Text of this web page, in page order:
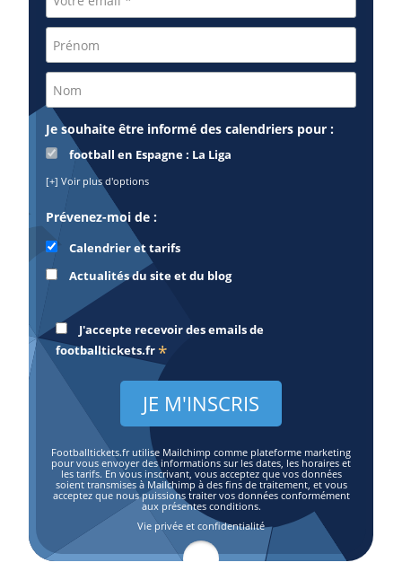
Je souhaite être informé des calendriers pour :
football en Espagne : La Liga
[+] Voir plus d'options
Prévenez-moi de :
Calendrier et tarifs
Actualités du site et du blog
J'accepte recevoir des emails de
footballtickets.fr *
Footballtickets.fr utilise Mailchimp comme plateforme marketing
pour vous envoyer des informations sur les dates, les horaires et
les tarifs. En vous inscrivant, vous acceptez que vos données
soient transmises à Mailchimp à des fins de traitement, et vous
acceptez que nous puissions traiter vos données conformément
aux présentes conditions.
Vie privée et confidentialité